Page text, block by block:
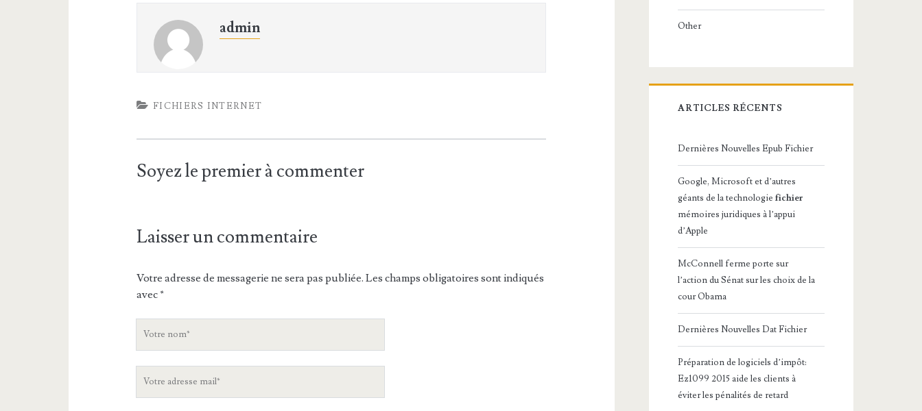
admin
FICHIERS INTERNET
Soyez le premier à commenter
Laisser un commentaire
Votre adresse de messagerie ne sera pas publiée. Les champs obligatoires sont indiqués
avec*
V
V
Other
ARTICLES RÉCENTS
Dernières Nouvelles Epub Fichier
Google, Microsoft et d’autres
géants de la technologiefichier
mémoires juridiques à l’appui
d’Apple
McConnell ferme porte sur
l’action du Sénat sur les choix de la
cour Obama
Dernières Nouvelles Dat Fichier
Préparation de logiciels d’impôt:
Ez1099 2015 aide les clients à
éviter les pénalités de retard